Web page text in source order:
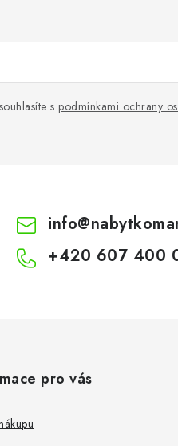
s podmínkami ochrany
info@
+420 607 400
pro vás